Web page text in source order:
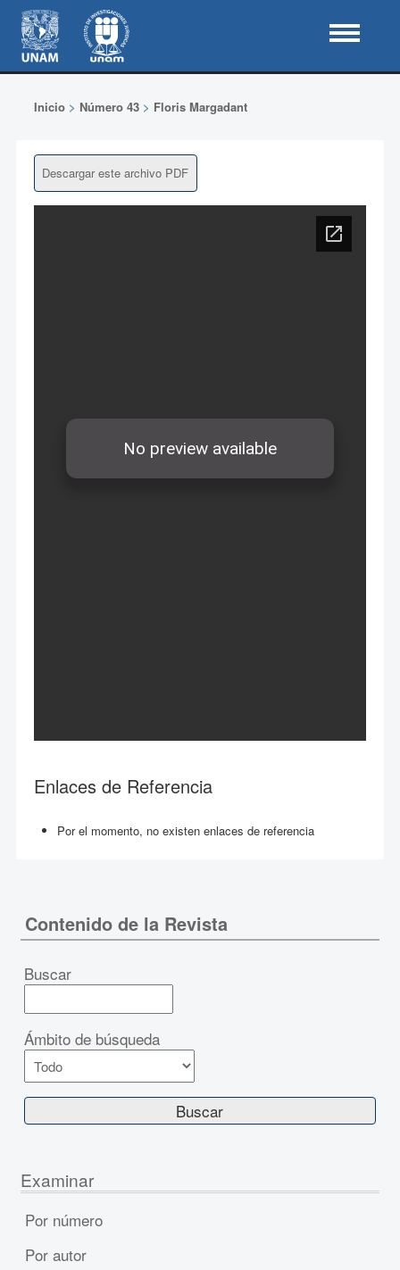
Inicio> Número 43> Floris Margadant
Descargar este archivo PDF
Enlaces de Referencia
Por el momento, no existen enlaces de referencia
Contenido de la Revista
Buscar
Ámbito de búsqueda
Examinar
Por número
Por autor